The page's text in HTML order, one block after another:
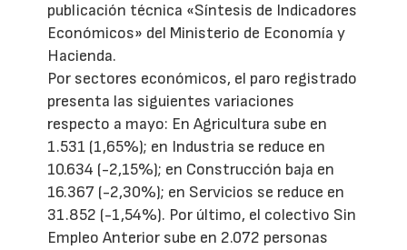
publicación técnica «Síntesis de Indicadores
Económicos» del Ministerio de Economía y
Hacienda.
Por sectores económicos, el paro registrado
presenta las siguientes variaciones
respecto a mayo: En Agricultura sube en
1.531 (1,65%); en Industria se reduce en
10.634 (-2,15%); en Construcción baja en
16.367 (-2,30%); en Servicios se reduce en
31.852 (-1,54%). Por último, el colectivo Sin
Empleo Anterior sube en 2.072 personas